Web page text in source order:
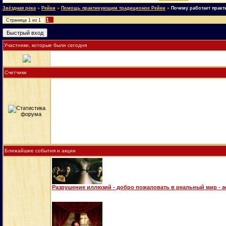
Звёздная река » Рейки » Помощь практикующим традиционое Рейки » Почему работает
Страница 1 из 1
1
Участники, которые были сегодня
Счетчики
Ближайшие события и акции
Разрушение иллюзий - добро пожаловать в реальный мир -